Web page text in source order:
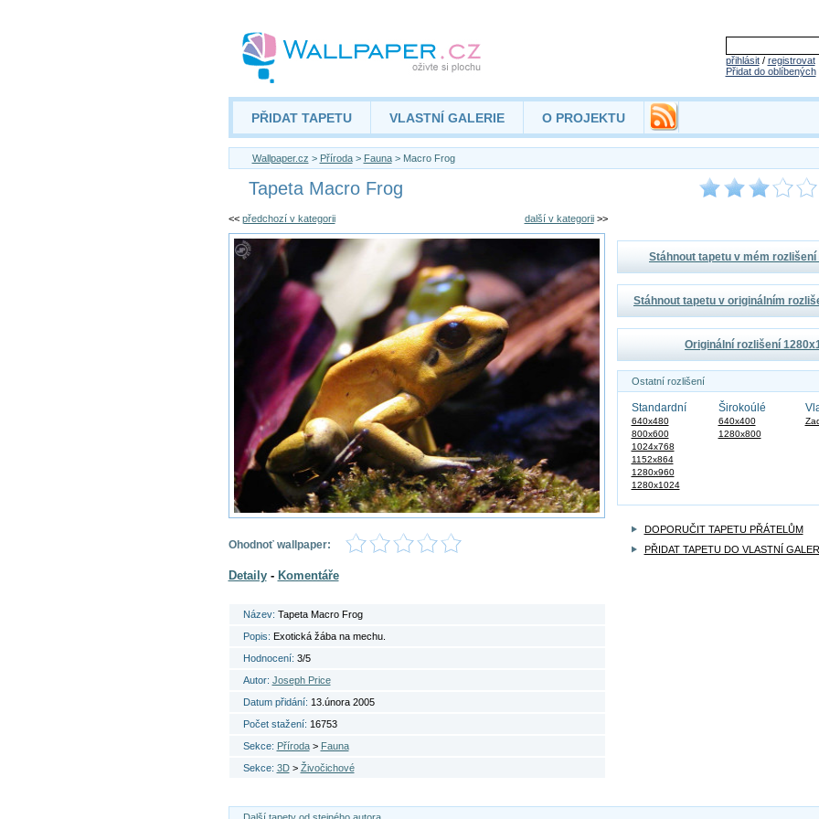
přihlásit/ registrovat
Přidat do oblíbených
PŘIDAT TAPETU VLASTNÍ GALERIE O PROJEKTU
Wallpaper.cz > Příroda> Fauna> Macro Frog
Tapeta Macro Frog
<< předchozí v kategorii další v kategorii>>
Ohodnoť wallpaper:
Detaily- Komentáře
Název: Tapeta Macro Frog
Popis: Exotická žába na mechu.
Hodnocení: 3/5
Autor: Joseph Price
Datum přidání: 13.února 2005
Počet stažení: 16753
Sekce: Příroda> Fauna
Sekce: 3D> Živočichové
Stáhnout tapetu v mém rozlišení
Stáhnout tapetu v originálním
Originální rozlišení
Ostatní rozlišení
Standardní
640x480
800x600
1024x768
1152x864
1280x960
1280x1024
Širokoúlé
640x400
1280x800
DOPORUČIT TAPETU PŘÁTELŮM
PŘIDAT TAPETU DO VLASTNÍ